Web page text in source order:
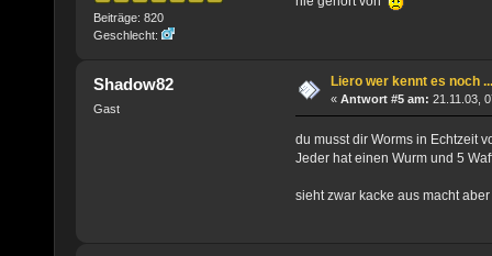
Beiträge: 820
Geschlecht:
Shadow82
Gast
Liero wer kennt es noch ...
« Antwort #5 am: 21.11.03,
du musst dir Worms in Echtzeit
Jeder hat einen Wurm und 5
sieht zwar kacke aus macht